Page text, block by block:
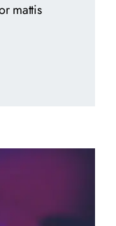
mattis